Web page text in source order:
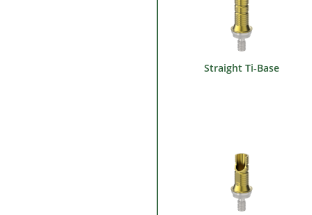
Straight Ti-Base